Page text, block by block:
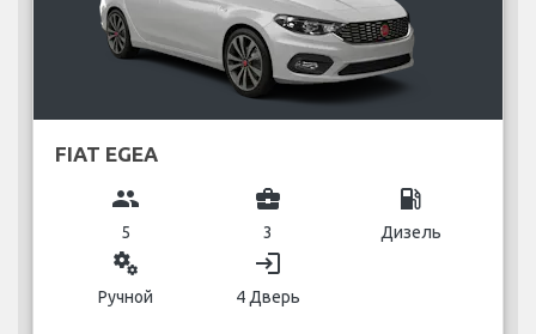
FIAT EGEA
group
5
business_center
3
local_gas_station
Дизель
miscellaneous_services
Ручной
login
4 Дверь